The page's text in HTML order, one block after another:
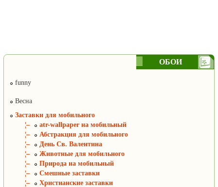
ОБОИ
funny
Весна
Заставки для мобильного
¦–
atr-wallpaper на мобильный
¦–
Абстракция для мобильного
¦–
День Св. Валентина
¦–
Животные для мобильного
¦–
Природа на мобильный
¦–
Смешные заставки
¦–
Христианские заставки